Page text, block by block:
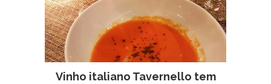
Vinho italiano Tavernello tem